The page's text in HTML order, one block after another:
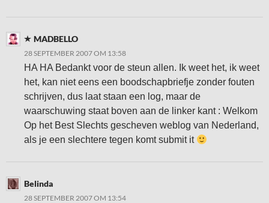
MADBELLO
28 SEPTEMBER 2007 OM 13:58
HA HA Bedankt voor de steun allen. Ik weet het, ik weet
het, kan niet eens een boodschapbriefje zonder fouten
schrijven, dus laat staan een log, maar de
waarschuwing staat boven aan de linker kant : Welkom
Op het Best Slechts gescheven weblog van Nederland,
als je een slechtere tegen komt submit it
Belinda
28 SEPTEMBER 2007 OM 13:54